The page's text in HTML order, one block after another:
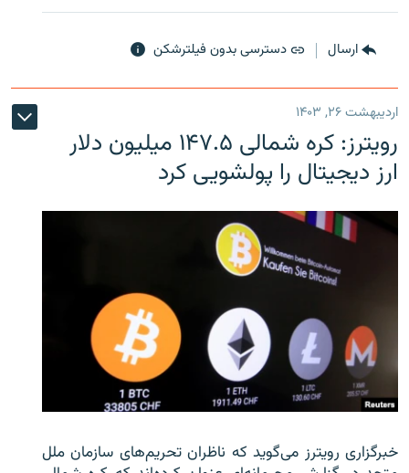
ارسال دسترسی بدون فیلترشکن
اردیبهشت ۲۶, ۱۴۰۳
رویترز: کره شمالی ۱۴۷.۵ میلیون دلار
ارز دیجیتال را پولشویی کرد
خبرگزاری رویترز می‌گوید که ناظران تحریم‌های سازمان ملل